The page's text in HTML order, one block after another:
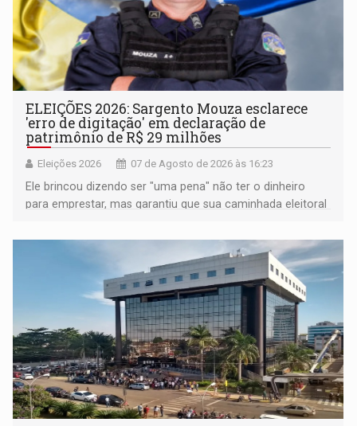
ELEIÇÕES 2026: Sargento Mouza esclarece
'erro de digitação' em declaração de
patrimônio de R$ 29 milhões
Eleições 2026 07 de Agosto de 2026 às 16:23
Ele brincou dizendo ser "uma pena" não ter o dinheiro
para emprestar, mas garantiu que sua caminhada eleitoral